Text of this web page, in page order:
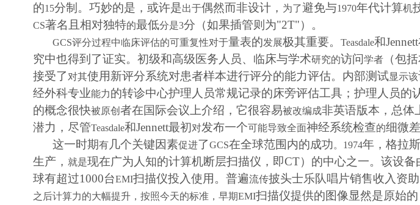
的15分制。巧妙的是，或许是出于偶然而非设计， 为了避免与1970年代计算机
CS著名且相对独特的最低分是3分（如果插管则为"2T"）。
GCS评分过程中临床评估的可重复性对于量表的发展极其重要。 Teasdale和Jennett
究中也得到了证实。初级和高级医务人员、临床与学术研究的访问学者（包
接受了 对其使用新评分系统对患者样本进行评分的能力评估。内部测试显示该
经外科专业能力的转诊中心护理人员常规记录的床旁评估工具；护理人员的
的概念很快被原创 者在国际会议上介绍，它很容易被改编成非英语版本，总体
潜力，尽管Teasdale和Jennett最初对发布一个可能导致全面神经系统检查的细微
这一时期有几个关键因素促进了GCS在全球范围内的成功。 1974年，格拉
生产， 就是现在广为人知的计算机断层扫描仪 ，即CT）的中心之一。该设备
球有超过1000台EMI扫描仪投入使用。普遍流传披头士乐队唱片销售收入资
之后计算力的大幅提升，按照今天的标准，早期EMI扫描仪提供的图像显然是原始